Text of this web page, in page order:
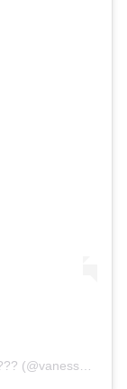
Ein Beitrag geteilt von ??????? ????ÔäÄ???? (@vanessa_blumhagen)